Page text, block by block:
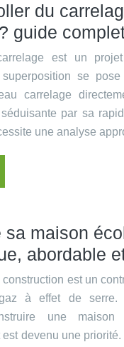
du
guide
est un
se
carrelage
par sa
une analyse
sa maison
abordable
construction est un
à effet de serre.
une maison
est devenu une